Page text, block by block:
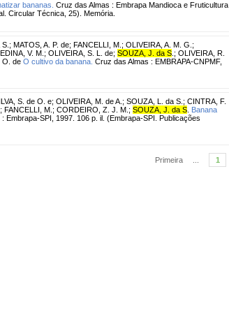
bananas. Cruz das Almas : Embrapa Mandioca e Fruticultura
Circular Técnica, 25). Memória.
; MATOS, A. P. de; FANCELLI, M. ; OLIVEIRA, A. M. G. ;
V. M. ; OLIVEIRA, S. L. de; SOUZA, J. da S ; OLIVEIRA, R.
O. de O cultivo da banana. Cruz das Almas : EMBRAPA-CNPMF,
S. de O. e; OLIVEIRA, M. de A. ; SOUZA, L. da S. ; CINTRA, F.
; FANCELLI, M. ; CORDEIRO, Z. J. M. ; SOUZA, J. da S Banana
Embrapa-SPI, 1997. 106 p. il. (Embrapa-SPI. Publicações
Primeira 1